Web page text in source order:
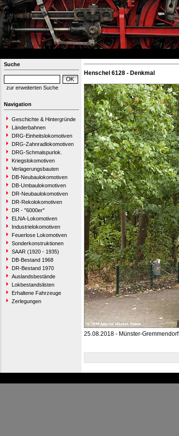
Suche
zur erweiterten Suche
Navigation
Geschichte & Hintergründe
Länderbahnen
DRG-Einheitslokomotiven
DRG-Zahnradlokomotiven
DRG-Schmalspurlok.
Kriegslokomotiven
Verlagerungsbauten
DB-Neubaulokomotiven
DB-Umbaulokomotiven
DR-Neubaulokomotiven
DR-Rekolokomotiven
DR - "6000er"
ELNA-Lokomotiven
Industrielokomotiven
Feuerlose Lokomotiven
Sonderkonstruktionen
SAAR (1920 - 1935)
DB-Bestand 1968
DR-Bestand 1970
Auslandsbestände
Lokbestandslisten
Erhaltene Fahrzeuge
Zerlegungen
Henschel 6128 - Denkmal
25.08.2018 - Münster-Gremmendorf